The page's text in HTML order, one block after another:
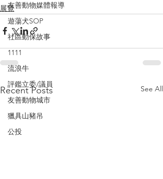
友善動物媒體報導
遊蕩犬SOP
社區動保故事
1111
流浪牛
評鑑立委/議員
友善動物城市
獵具山豬吊
公投
展覽
Recent Posts See All